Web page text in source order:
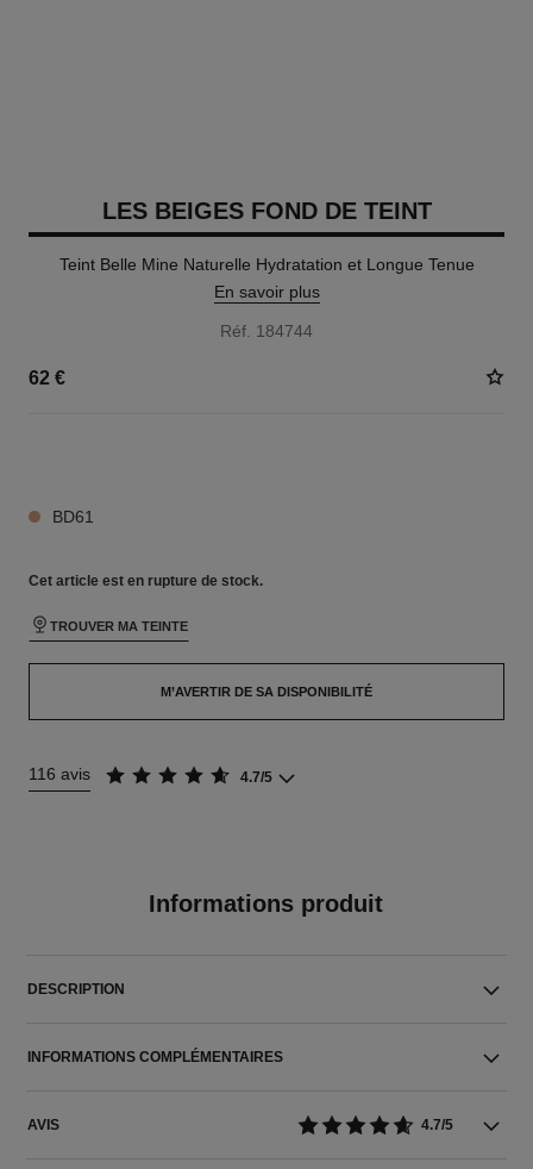
LES BEIGES FOND DE TEINT
Teint Belle Mine Naturelle Hydratation et Longue Tenue
En savoir plus
Réf. 184744
62 €
BD61
Cet article est en rupture de stock.
TROUVER MA TEINTE
M’AVERTIR DE SA DISPONIBILITÉ
116 avis 4.7/5
Informations produit
DESCRIPTION
INFORMATIONS COMPLÉMENTAIRES
AVIS 4.7/5